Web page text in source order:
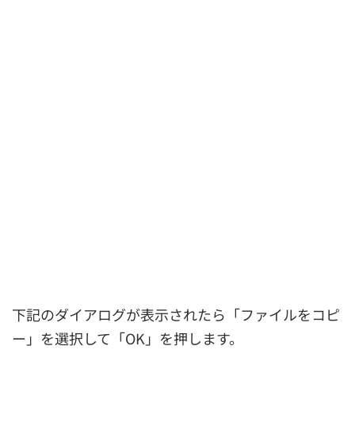
下記のダイアログが表示されたら「ファイルをコピ
ー」を選択して「OK」を押します。